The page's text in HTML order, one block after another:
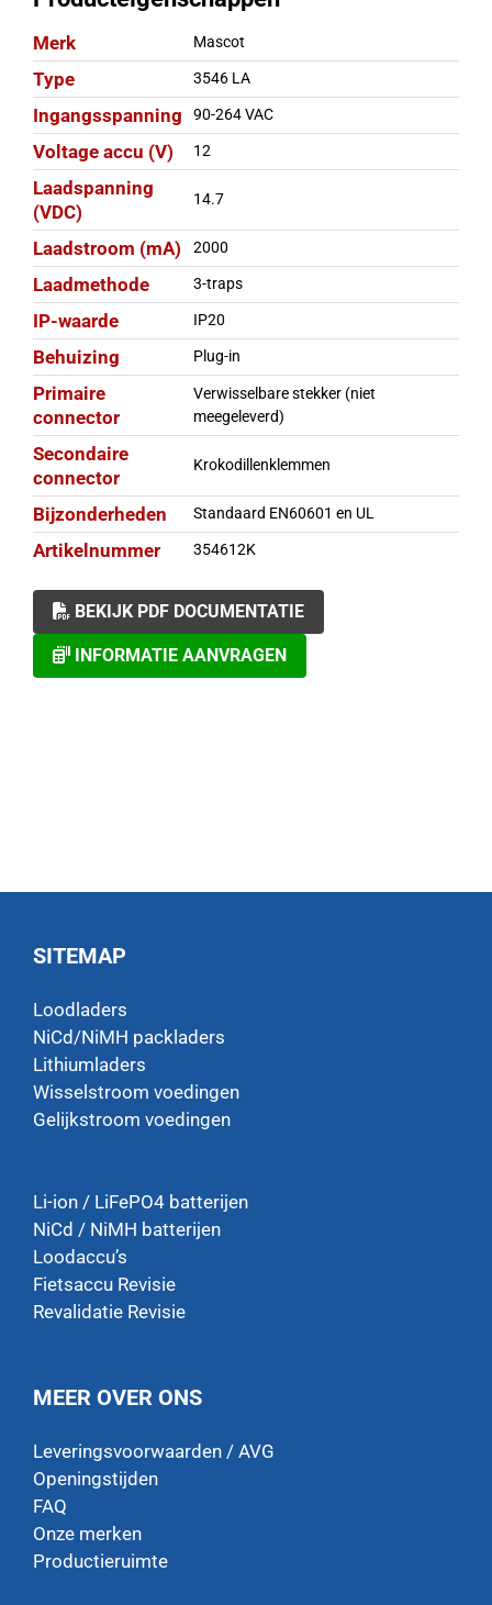
Merk Mascot
Type 3546 LA
Ingangsspanning 90-264 VAC
Voltage accu (V) 12
Laadspanning
(VDC)
14.7
Laadstroom (mA) 2000
Laadmethode 3-traps
IP-waarde IP20
Behuizing Plug-in
Primaire
connector
Verwisselbare stekker (niet
meegeleverd)
Secondaire
connector
Krokodillenklemmen
Bijzonderheden Standaard EN60601 en UL
Artikelnummer 354612K
BEKIJK PDF DOCUMENTATIE
INFORMATIE AANVRAGEN
SITEMAP
Loodladers
NiCd/NiMH packladers
Lithiumladers
Wisselstroom voedingen
Gelijkstroom voedingen
Li-ion / LiFePO4 batterijen
NiCd / NiMH batterijen
Loodaccu’s
Fietsaccu Revisie
Revalidatie Revisie
MEER OVER ONS
Leveringsvoorwaarden / AVG
Openingstijden
FAQ
Onze merken
Productieruimte